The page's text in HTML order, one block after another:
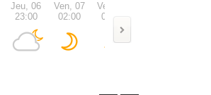
Jeu, 06
23:00
Ven, 07
02:00
Ven, 07
05:00